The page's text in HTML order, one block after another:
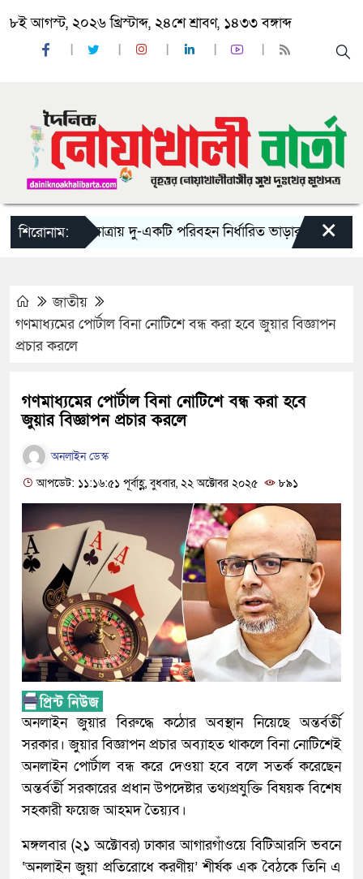
৮ই আগস্ট, ২০২৬ খ্রিস্টাব্দ, ২৪শে শ্রাবণ, ১৪৩৩ বঙ্গাব্দ
শিরোনাম:
‘ঈদ যাত্রায় দু-একটি পরিবহন নির্ধারিত ভাড়ার চেয়েও কম×
জাতীয়
গণমাধ্যমের পোর্টাল বিনা নোটিশে বন্ধ করা হবে জুয়ার বিজ্ঞাপন
প্রচার করলে
গণমাধ্যমের পোর্টাল বিনা নোটিশে বন্ধ করা হবে
জুয়ার বিজ্ঞাপন প্রচার করলে
অনলাইন ডেস্ক
আপডেট: ১১:১৬:৫১ পূর্বাহ্ণ, বুধবার, ২২ অক্টোবর ২০২৫
৮৯১
অনলাইন জুয়ার বিরুদ্ধে কঠোর অবস্থান নিয়েছে অন্তর্বর্তী
সরকার। জুয়ার বিজ্ঞাপন প্রচার অব্যাহত থাকলে বিনা নোটিশেই
অনলাইন পোর্টাল বন্ধ করে দেওয়া হবে বলে সতর্ক করেছেন
অন্তর্বর্তী সরকারের প্রধান উপদেষ্টার তথ্যপ্রযুক্তি বিষয়ক বিশেষ
সহকারী ফয়েজ আহমদ তৈয়্যব।
মঙ্গলবার (২১ অক্টোবর) ঢাকার আগারগাঁওয়ে বিটিআরসি ভবনে
‘অনলাইন জুয়া প্রতিরোধে করণীয়’ শীর্ষক এক বৈঠকে তিনি এ